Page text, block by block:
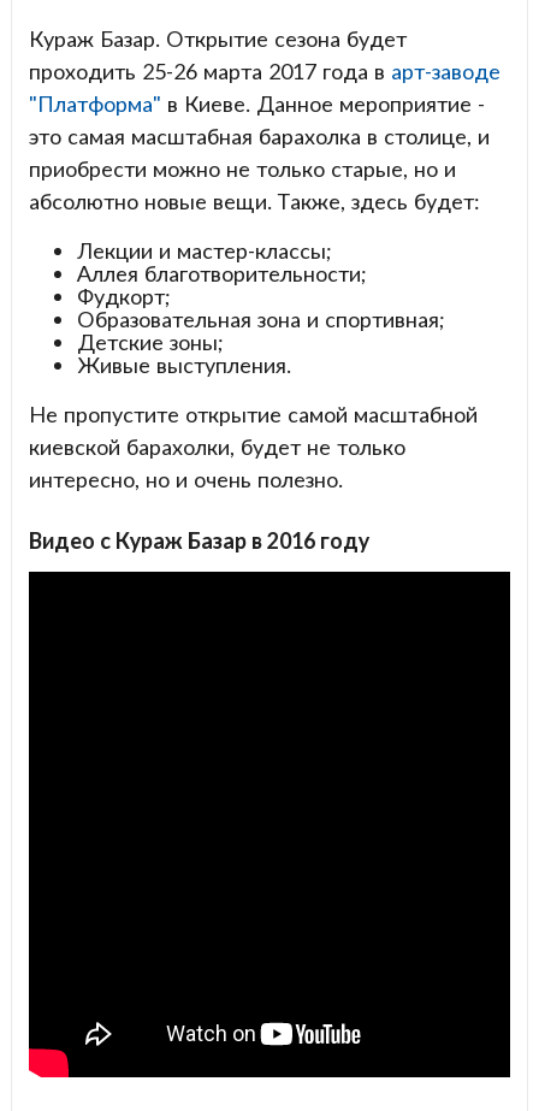
Кураж Базар. Открытие сезона будет
проходить 25-26 марта 2017 года в арт-заводе
"Платформа" в Киеве. Данное мероприятие -
это самая масштабная барахолка в столице, и
приобрести можно не только старые, но и
абсолютно новые вещи. Также, здесь будет:
Лекции и мастер-классы;
Аллея благотворительности;
Фудкорт;
Образовательная зона и спортивная;
Детские зоны;
Живые выступления.
Не пропустите открытие самой масштабной
киевской барахолки, будет не только
интересно, но и очень полезно.
Видео с Кураж Базар в 2016 году